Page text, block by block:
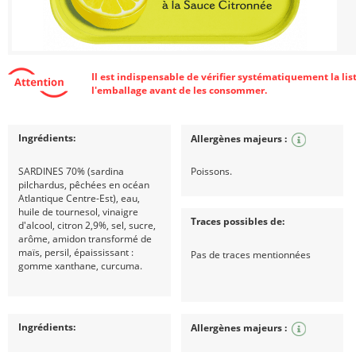
Il est indispensable de vérifier systématiquement la
l'emballage avant de les consommer.
Ingrédients:
SARDINES 70% (sardina
pilchardus, pêchées en océan
Atlantique Centre-Est), eau,
huile de tournesol, vinaigre
d'alcool, citron 2,9%, sel, sucre,
arôme, amidon transformé de
maïs, persil, épaississant :
gomme xanthane, curcuma.
Allergènes majeurs :
Poissons.
Traces possibles de:
Pas de traces mentionnées
Ingrédients: Allergènes majeurs :